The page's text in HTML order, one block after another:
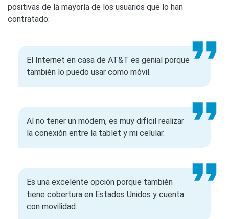
positivas de la mayoría de los usuarios que lo han
contratado:
El Internet en casa de AT&T es genial porque
también lo puedo usar como móvil.
Al no tener un módem, es muy difícil realizar
la conexión entre la tablet y mi celular.
Es una excelente opción porque también
tiene cobertura en Estados Unidos y cuenta
con movilidad.